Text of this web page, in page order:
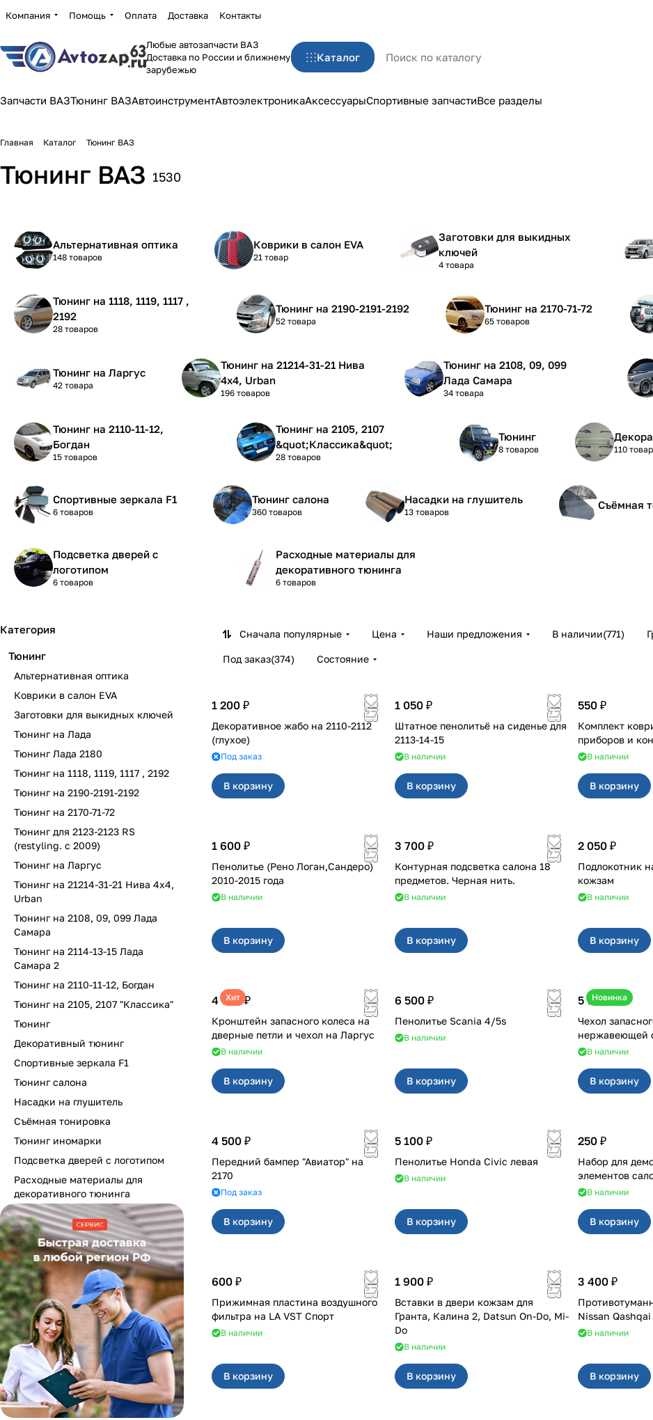
Компания Помощь Оплата Доставка Контакты
Любые автозапчасти ВАЗ
Доставка по России и ближнему
зарубежью
Каталог
Запчасти ВАЗТюнинг ВАЗАвтоинструментАвтоэлектроникаАксессуарыСпортивные запчастиВсе разделы
Главная Каталог Тюнинг ВАЗ
Тюнинг ВАЗ 1530
Альтернативная оптика
148 товаров
Коврики в салон EVA
21 товар
Заготовки для выкидных
ключей
4 товара
Тюнинг на 1118, 1119, 1117 ,
2192
28 товаров
Тюнинг на 2190-2191-2192
52 товара
Тюнинг на 2170-71-72
65 товаров
Тюнинг на Ларгус
42 товара
Тюнинг на 21214-31-21 Нива
4х4, Urban
196 товаров
Тюнинг на 2108, 09, 099
Лада Самара
34 товара
Тюнинг на 2110-11-12,
Богдан
15 товаров
Тюнинг на 2105, 2107
&quot;Классика&quot;
28 товаров
Тюнинг
8 товаров 110
Спортивные зеркала F1
6 товаров
Тюнинг салона
360 товаров
Насадки на глушитель
13 товаров
Съёмная
Подсветка дверей с
логотипом
6 товаров
Расходные материалы для
декоративного тюнинга
6 товаров
Сначала популярные Цена Наши предложения В наличии(771)
Под заказ(374) Состояние
1 200 ₽
Декоративное жабо на 2110-2112
(глухое)
Под заказ
В корзину
1 050 ₽
Штатное пенолитьё на сиденье для
2113-14-15
В наличии
В корзину
550 ₽
Комплект
В наличии
В корзину
1 600 ₽
Пенолитье (Рено Логан,Сандеро)
2010-2015 года
В наличии
В корзину
3 700 ₽
Контурная подсветка салона 18
предметов. Черная нить.
В наличии
В корзину
2 050 ₽
Подлокотник
кожзам
В наличии
В корзину
Хит
4 700 ₽
Кронштейн запасного колеса на
дверные петли и чехол на Ларгус
В наличии
В корзину
6 500 ₽
Пенолитье Scania 4/5s
В наличии
В корзину
Новинка
5 700 ₽
Чехол
В наличии
В корзину
4 500 ₽
Передний бампер "Авиатор" на
2170
Под заказ
В корзину
5 100 ₽
Пенолитье Honda Civic левая
В наличии
В корзину
250 ₽
Набор для
элементов
В наличии
В корзину
600 ₽
Прижимная пластина воздушного
фильтра на LA VST Спорт
В наличии
В корзину
1 900 ₽
Вставки в двери кожзам для
Гранта, Калина 2, Datsun On-Do, Mi-
Do
В наличии
В корзину
3 400 ₽
Nissan Qashqai
В наличии
В корзину
Категория
Тюнинг
Альтернативная оптика
Коврики в салон EVA
Заготовки для выкидных ключей
Тюнинг на Лада
Тюнинг Лада 2180
Тюнинг на 1118, 1119, 1117 , 2192
Тюнинг на 2190-2191-2192
Тюнинг на 2170-71-72
Тюнинг для 2123-2123 RS
(restyling. с 2009)
Тюнинг на Ларгус
Тюнинг на 21214-31-21 Нива 4х4,
Urban
Тюнинг на 2108, 09, 099 Лада
Самара
Тюнинг на 2114-13-15 Лада
Самара 2
Тюнинг на 2110-11-12, Богдан
Тюнинг на 2105, 2107 "Классика"
Тюнинг
Декоративный тюнинг
Спортивные зеркала F1
Тюнинг салона
Насадки на глушитель
Съёмная тонировка
Тюнинг иномарки
Подсветка дверей с логотипом
Расходные материалы для
декоративного тюнинга